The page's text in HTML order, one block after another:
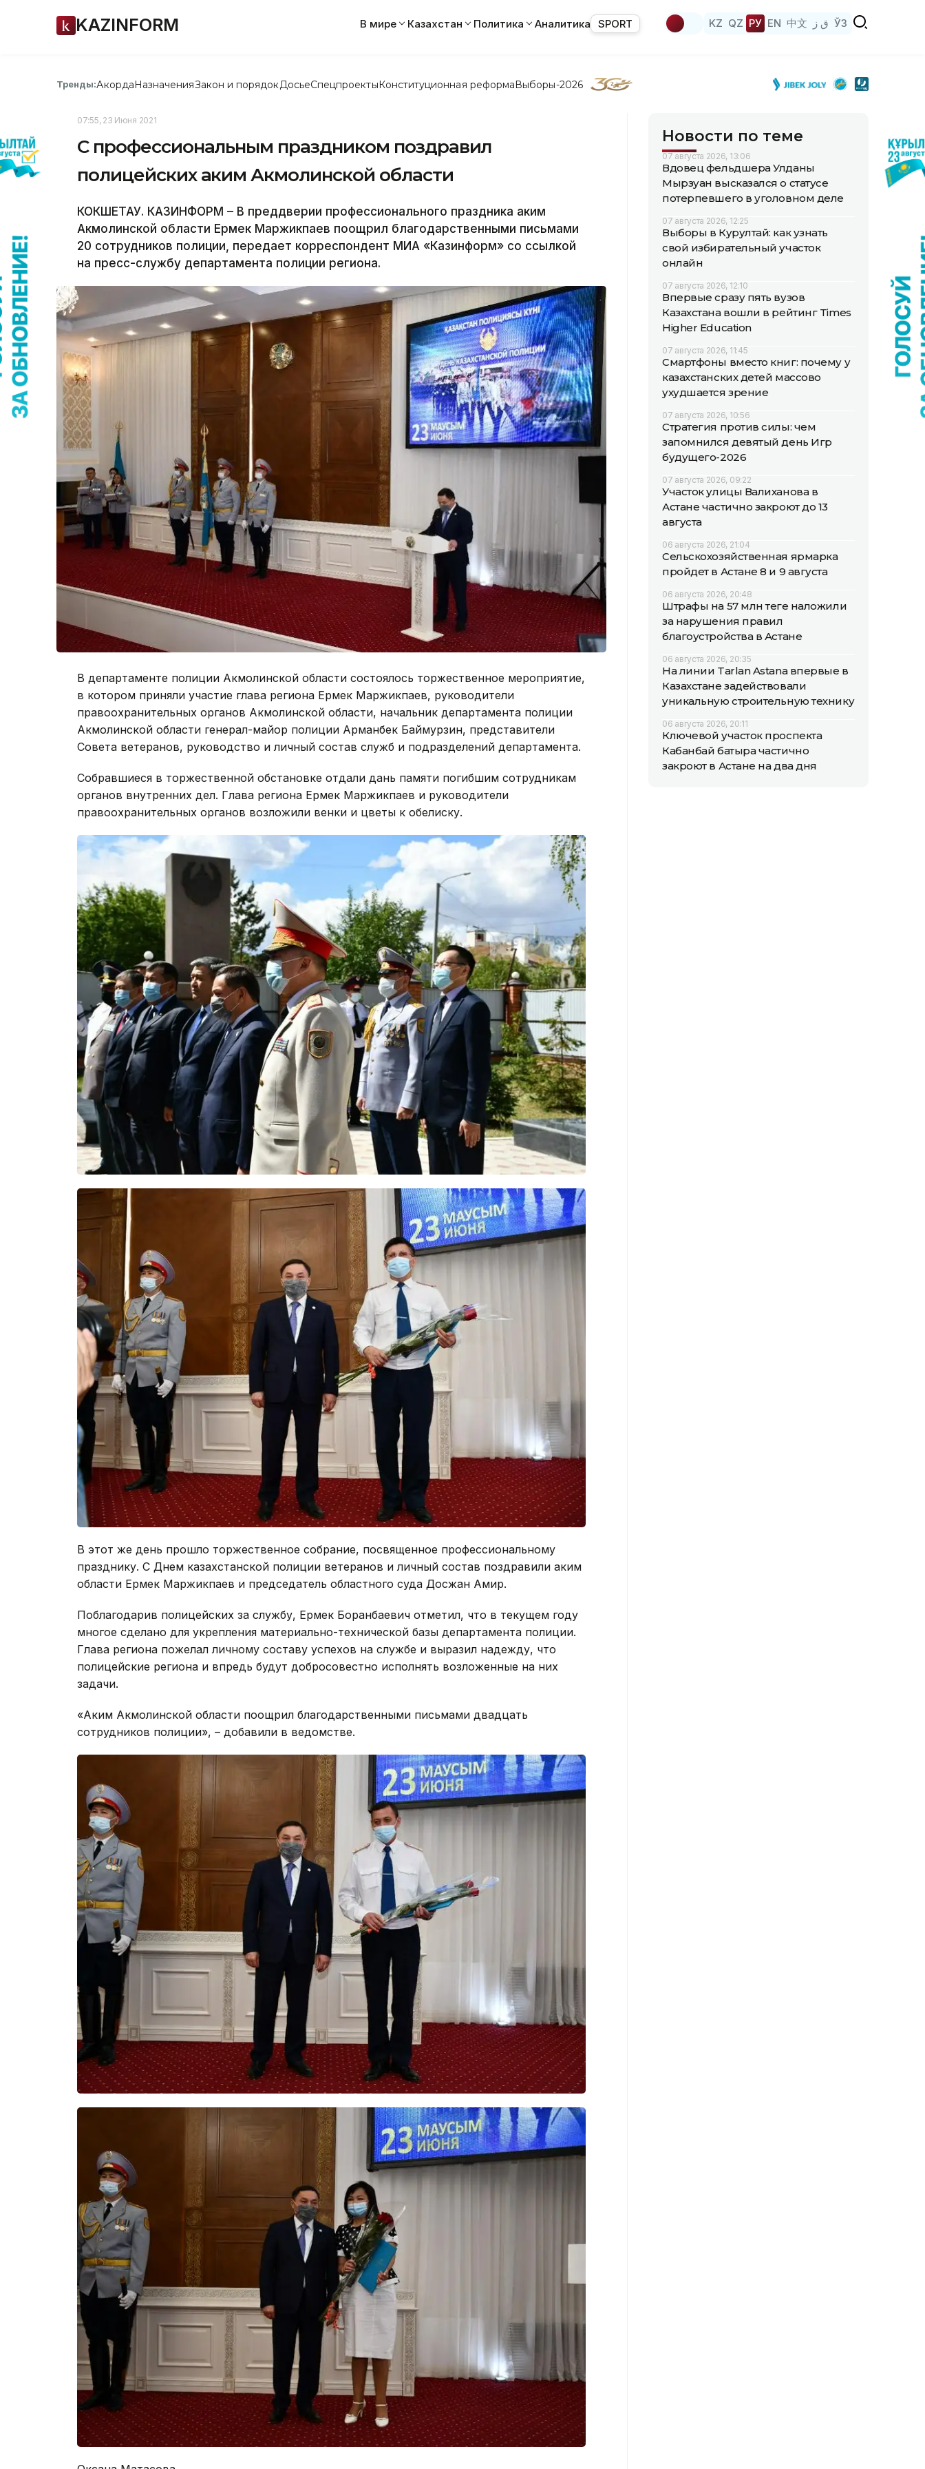
KAZINFORM В мире Казахстан Политика Аналитика SPORT KZ QZ РУ EN 中文 ق ز ЎЗ
Тренды:АкордаНазначенияЗакон и порядок ДосьеСпецпроектыКонституционная реформаВыборы-2026
07:55, 23 Июня 2021
С профессиональным праздником поздравил
полицейских аким Акмолинской области
КОКШЕТАУ. КАЗИНФОРМ – В преддверии профессионального праздника аким
Акмолинской области Ермек Маржикпаев поощрил благодарственными письмами
20 сотрудников полиции, передает корреспондент МИА «Казинформ» со ссылкой
на пресс-службу департамента полиции региона.
В департаменте полиции Акмолинской области состоялось торжественное мероприятие,
в котором приняли участие глава региона Ермек Маржикпаев, руководители
правоохранительных органов Акмолинской области, начальник департамента полиции
Акмолинской области генерал-майор полиции Арманбек Баймурзин, представители
Совета ветеранов, руководство и личный состав служб и подразделений департамента.
Собравшиеся в торжественной обстановке отдали дань памяти погибшим сотрудникам
органов внутренних дел. Глава региона Ермек Маржикпаев и руководители
правоохранительных органов возложили венки и цветы к обелиску.
В этот же день прошло торжественное собрание, посвященное профессиональному
празднику. С Днем казахстанской полиции ветеранов и личный состав поздравили аким
области Ермек Маржикпаев и председатель областного суда Досжан Амир.
Поблагодарив полицейских за службу, Ермек Боранбаевич отметил, что в текущем году
многое сделано для укрепления материально-технической базы департамента полиции.
Глава региона пожелал личному составу успехов на службе и выразил надежду, что
полицейские региона и впредь будут добросовестно исполнять возложенные на них
задачи.
«Аким Акмолинской области поощрил благодарственными письмами двадцать
сотрудников полиции», – добавили в ведомстве.
Новости по теме
07 августа 2026, 13:06
Вдовец фельдшера Улданы
Мырзуан высказался о статусе
потерпевшего в уголовном деле
07 августа 2026, 12:25
Выборы в Курултай: как узнать
свой избирательный участок
онлайн
07 августа 2026, 12:10
Впервые сразу пять вузов
Казахстана вошли в рейтинг Times
Higher Education
07 августа 2026, 11:45
Смартфоны вместо книг: почему у
казахстанских детей массово
ухудшается зрение
07 августа 2026, 10:56
Стратегия против силы: чем
запомнился девятый день Игр
будущего-2026
07 августа 2026, 09:22
Участок улицы Валиханова в
Астане частично закроют до 13
августа
06 августа 2026, 21:04
Сельскохозяйственная ярмарка
пройдет в Астане 8 и 9 августа
06 августа 2026, 20:48
Штрафы на 57 млн теңге наложили
за нарушения правил
благоустройства в Астане
06 августа 2026, 20:35
На линии Tarlan Astana впервые в
Казахстане задействовали
уникальную строительную технику
06 августа 2026, 20:11
Ключевой участок проспекта
Кабанбай батыра частично
закроют в Астане на два дня